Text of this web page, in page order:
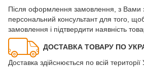
Після оформлення замовлення, з Вами
персональний консультант для того,
замовлення і підтвердити наявність
ДОСТАВКА ТОВАРУ ПО
Доставка здійснюється по всій території